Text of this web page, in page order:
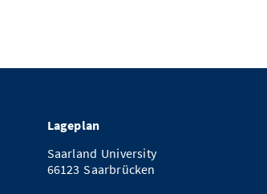
Lageplan
Saarland University
66123 Saarbrücken